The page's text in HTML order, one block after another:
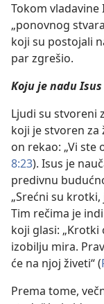
Tokom vladavine
„ponovnog
koji su postojali
par zgrešio.
Koju je nadu
Ljudi su stvoreni
koji je stvoren za
on rekao: „Vi ste
8:23). Isus je
predivnu
„Srećni su
Tim rečima je
koji glasi: „Krotki
izobilju mira.
će na njoj živeti“ (
Prema tome,